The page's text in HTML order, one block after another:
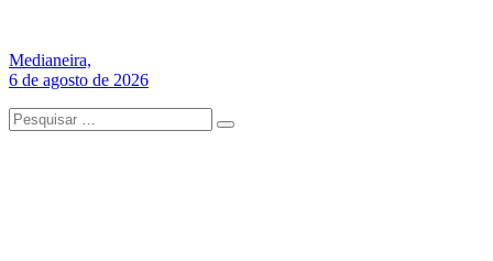
Medianeira,
6 de agosto de 2026